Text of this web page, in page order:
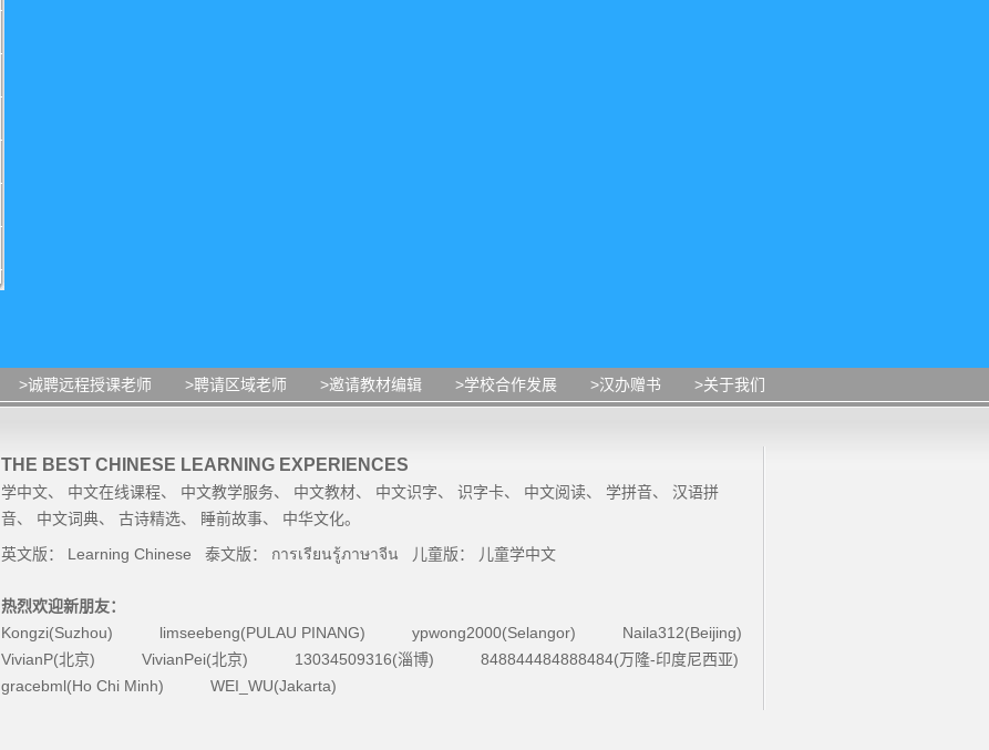
>诚聘远程授课老师 >聘请区域老师 >邀请教材编辑 >学校合作发展 >汉办赠书 >关于我们
THE BEST CHINESE LEARNING EXPERIENCES
学中文、 中文在线课程、 中文教学服务、 中文教材、 中文识字、 识字卡、 中文阅读、 学拼音、 汉语拼
音、 中文词典、 古诗精选、 睡前故事、 中华文化。
英文版： Learning Chinese 泰文版： การเรียนรู้ภาษาจีน 儿童版： 儿童学中文
热烈欢迎新朋友：
Kongzi(Suzhou)
limseebeng(PULAU PINANG) ypwong2000(Selangor)
Naila312(Beijing)
VivianP(北京)
VivianPei(北京) 13034509316(淄博)
848844484888484(万隆-印度尼西亚)
gracebml(Ho Chi Minh)
WEI_WU(Jakarta)